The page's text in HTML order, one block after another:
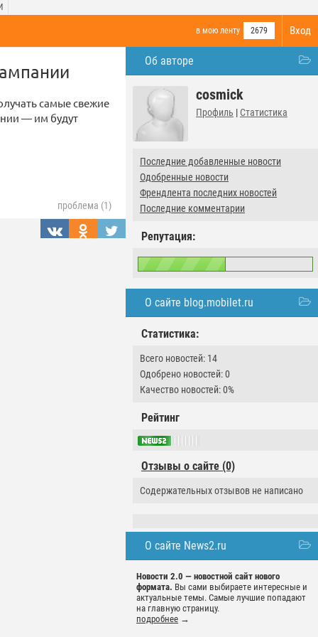
Вход
в мою ленту 2679
Об авторе
cosmick
Профиль | Статистика
Последние добавленные новости
Одобренные новости
Френдлента последних новостей
Последние комментарии
Репутация:
О сайте blog.mobilet.ru
Статистика:
Всего новостей: 14
Одобрено новостей: 0
Качество новостей: 0%
Рейтинг
Отзывы о сайте (0)
Содержательных отзывов не написано
О сайте News2.ru
Новости 2.0 — новостной сайт нового
формата. Вы сами выбираете интересные и
актуальные темы. Самые лучшие попадают
на главную страницу.
подробнее →
самые свежие
— им будут
проблема (1)